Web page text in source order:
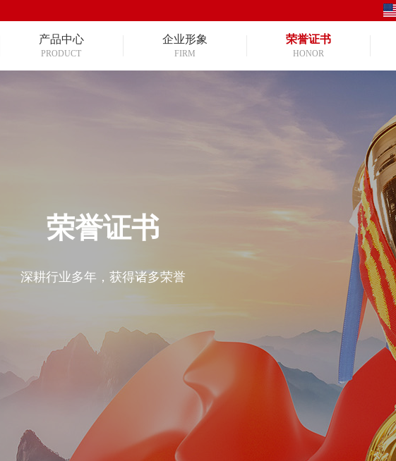
产品中心
PRODUCT
企业形象
FIRM
荣誉证书
HONOR
荣誉证书
深耕行业多年，获得诸多荣誉